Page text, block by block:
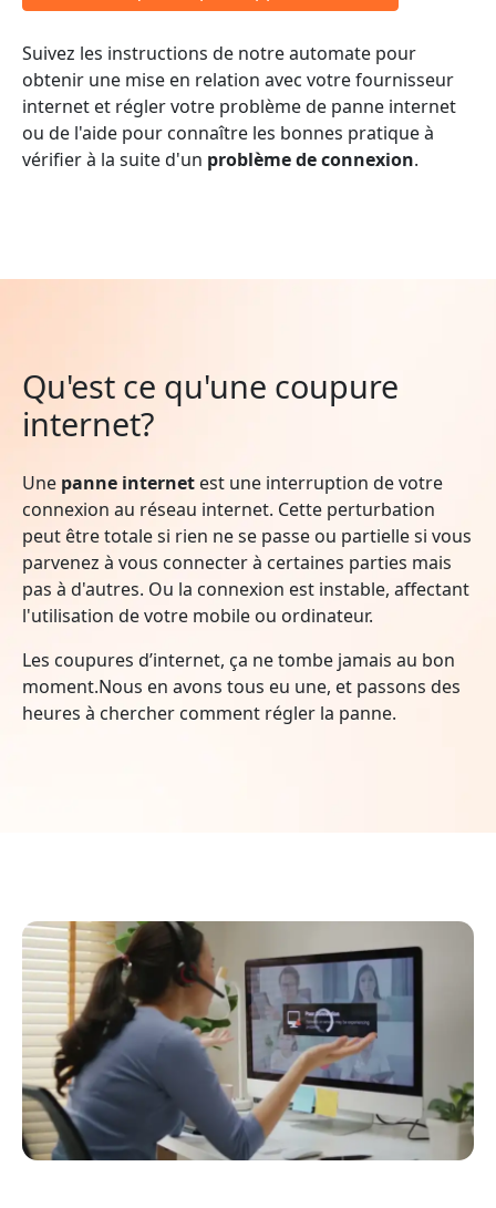
Suivez les instructions de notre automate pour
obtenir une mise en relation avec votre fournisseur
internet et régler votre problème de panne internet
ou de l'aide pour connaître les bonnes pratique à
vérifier à la suite d'un problème de connexion.
Qu'est ce qu'une coupure
internet?
Une panne internet est une interruption de votre
connexion au réseau internet. Cette perturbation
peut être totale si rien ne se passe ou partielle si vous
parvenez à vous connecter à certaines parties mais
pas à d'autres. Ou la connexion est instable, affectant
l'utilisation de votre mobile ou ordinateur.
Les coupures d’internet, ça ne tombe jamais au bon
moment.Nous en avons tous eu une, et passons des
heures à chercher comment régler la panne.